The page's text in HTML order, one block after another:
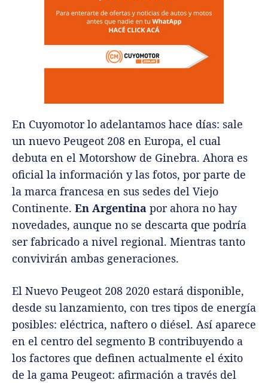
En Cuyomotor lo adelantamos hace días: sale
un nuevo Peugeot 208 en Europa, el cual
debuta en el Motorshow de Ginebra. Ahora es
oficial la información y las fotos, por parte de
la marca francesa en sus sedes del Viejo
Continente. En Argentina por ahora no hay
novedades, aunque no se descarta que podría
ser fabricado a nivel regional. Mientras tanto
convivirán ambas generaciones.
El Nuevo Peugeot 208 2020 estará disponible,
desde su lanzamiento, con tres tipos de energía
posibles: eléctrica, naftero o diésel. Así aparece
en el centro del segmento B contribuyendo a
los factores que definen actualmente el éxito
de la gama Peugeot: afirmación a través del